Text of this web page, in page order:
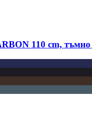
110 cm, тъмно